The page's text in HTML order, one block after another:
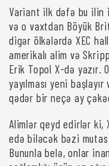
Variant ilk dəfə bu ilin
və o vaxtdan Böyük
digər ölkələrdə XEC
amerikalı alim və
Erik Topol X-də yazır.
yayılması yeni
qədər bir neçə ay
Alimlər qeyd edirlər ki,
edə biləcək bəzi
Bununla belə, onlar